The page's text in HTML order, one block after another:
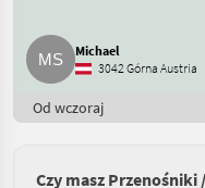
Michael
3042 Górna Austria
Od wczoraj
Czy masz